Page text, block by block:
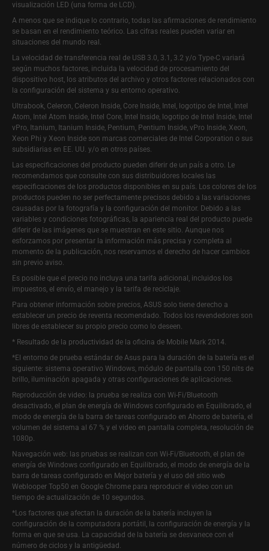
visualización LED (una forma de LCD).
A menos que se indique lo contrario, todas las afirmaciones de rendimiento
se basan en el rendimiento teórico. Las cifras reales pueden variar en
situaciones del mundo real.
La velocidad de transferencia real de USB 3.0, 3.1, 3.2 y/o Type-C variará
según muchos factores, incluida la velocidad de procesamiento del
dispositivo host, los atributos del archivo y otros factores relacionados con
la configuración del sistema y su entorno operativo.
Ultrabook, Celeron, Celeron Inside, Core Inside, Intel, logotipo de Intel, Intel
Atom, Intel Atom Inside, Intel Core, Intel Inside, logotipo de Intel Inside, Intel
vPro, Itanium, Itanium Inside, Pentium, Pentium Inside, vPro Inside, Xeon,
Xeon Phi y Xeon Inside son marcas comerciales de Intel Corporation o sus
subsidiarias en EE. UU. y/o en otros países.
Las especificaciones del producto pueden diferir de un país a otro. Le
recomendamos que consulte con sus distribuidores locales las
especificaciones de los productos disponibles en su país. Los colores de los
productos pueden no ser perfectamente precisos debido a las variaciones
causadas por la fotografía y la configuración del monitor. Debido a las
variables y condiciones fotográficas, la apariencia real del producto puede
diferir de las imágenes que se muestran en este sitio. Aunque nos
esforzamos por presentar la información más precisa y completa al
momento de la publicación, nos reservamos el derecho de hacer cambios
sin previo aviso.
Es posible que el precio no incluya una tarifa adicional, incluidos los
impuestos, el envío, el manejo y la tarifa de reciclaje.
Para obtener información sobre precios, ASUS solo tiene derecho a
establecer un precio de reventa recomendado. Todos los revendedores son
libres de establecer su propio precio como lo deseen.
* Resultado de la productividad de la oficina de Mobile Mark 2014.
*El entorno de prueba estándar de Asus para la duración de la batería es el
siguiente: sistema operativo Windows, módulo de pantalla con 150 nits de
brillo, iluminación apagada y otras configuraciones de aplicaciones.
Reproducción de video: la prueba se realiza con Wi-Fi/Bluetooth
desactivado, el plan de energía de Windows configurado en Equilibrado, el
modo de energía de la barra de tareas configurado en Ahorro de batería, el
volumen del sistema al 67 % y el video en pantalla completa, resolución de
1080p.
Navegación web: las pruebas se realizan con Wi-Fi/Bluetooth, el plan de
energía de Windows configurado en Equilibrado, el modo de energía de la
barra de tareas configurado en Mejor batería y el uso del sitio web
Weblooper Top50 en Google Chrome para reproducir el video con un
tiempo de actualización de 10 segundos.
*Los factores que afectan la duración de la batería incluyen la
configuración de la computadora portátil, la configuración de energía y la
forma en que se usa. La capacidad de la batería se desvanece con el
número de ciclos y la antigüedad.